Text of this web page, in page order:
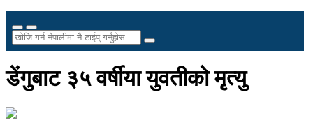
डेंगुबाट ३५ वर्षीया युवतीको मृत्यु